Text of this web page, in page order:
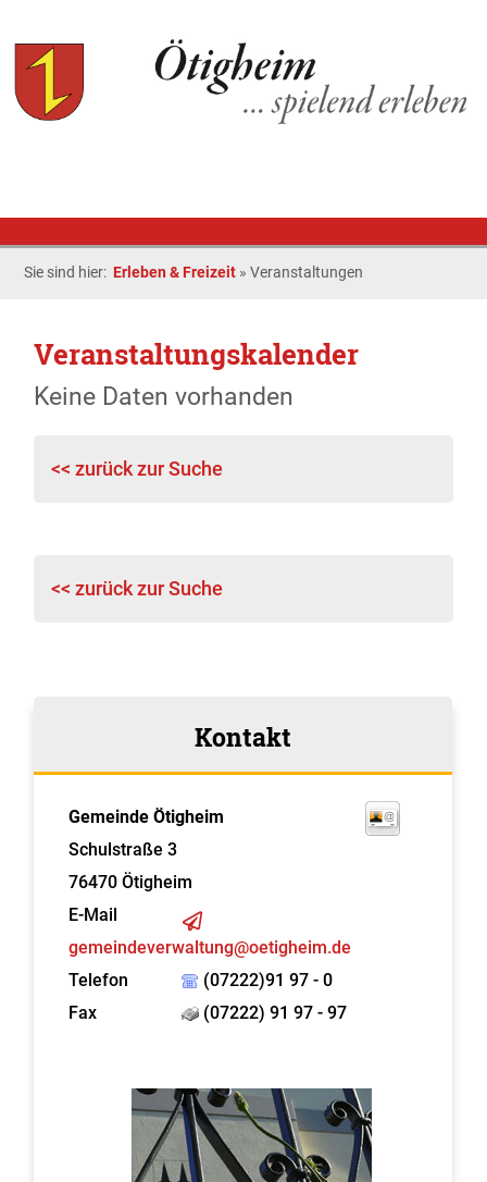
Sie sind hier: Erleben & Freizeit »Veranstaltungen
Veranstaltungskalender
Keine Daten vorhanden
<< zurück zur Suche
<< zurück zur Suche
Kontakt
Gemeinde Ötigheim
Schulstraße 3
76470 Ötigheim
E-Mail
gemeindeverwaltung@oetigheim.de
Telefon
(07222)91 97 - 0
Fax
(07222) 91 97 - 97